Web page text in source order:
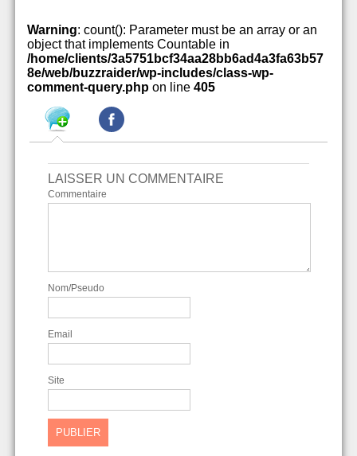
Warning: count(): Parameter must be an array or an
object that implements Countable in
/home/clients/3a5751bcf34aa28bb6ad4a3fa63b57
8e/web/buzzraider/wp-includes/class-wp-
comment-query.php on line 405
LAISSER UN COMMENTAIRE
Commentaire
Nom/Pseudo
Email
Site